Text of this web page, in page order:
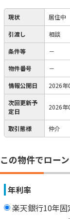
現状 居住中
引渡し 相談
条件等 －
物件番号 －
情報公開日 2026年
次回更新予
定日
2026年
取引態様 仲介
この物件でロー
年利率
楽天銀行10年固